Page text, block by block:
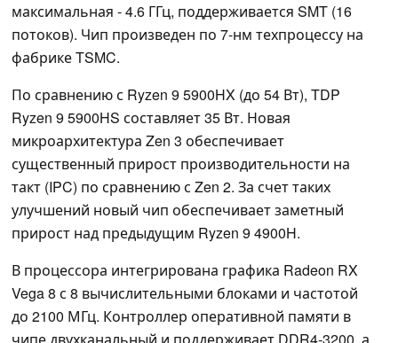
максимальная - 4.6 ГГц, поддерживается SMT (16
потоков). Чип произведен по 7-нм техпроцессу на
фабрике TSMC.
По сравнению с Ryzen 9 5900HX (до 54 Вт), TDP
Ryzen 9 5900HS составляет 35 Вт. Новая
микроархитектура Zen 3 обеспечивает
существенный прирост производительности на
такт (IPC) по сравнению с Zen 2. За счет таких
улучшений новый чип обеспечивает заметный
прирост над предыдущим Ryzen 9 4900H.
В процессора интегрирована графика Radeon RX
Vega 8 с 8 вычислительными блоками и частотой
до 2100 МГц. Контроллер оперативной памяти в
чипе двухканальный и поддерживает DDR4-3200, а